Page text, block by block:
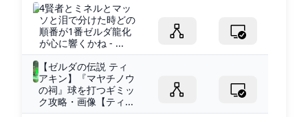
4賢者とミネルとマッ
ソと泪で分けた時どの
順番が1番ゼルダ龍化
が心に響くかね - ...
【ゼルダの伝説 ティ
アキン】『マヤチノウ
の祠』球を打つギミッ
ク攻略・画像【ティ...